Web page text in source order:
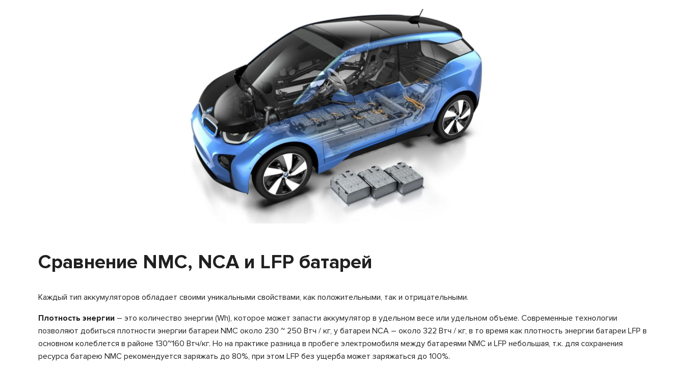
Сравнение NMC, NCA и LFP батарей
Каждый тип аккумуляторов обладает своими уникальными свойствами, как положительными, так и отрицательными.
Плотность энергии – это количество энергии (Wh), которое может запасти аккумулятор в удельном весе или удельном объеме. Современные технологии
позволяют добиться плотности энергии батареи NMC около 230 ~ 250 Втч / кг, у батареи NCA – около 322 Втч / кг, в то время как плотность энергии батареи LFP в
основном колеблется в районе 130~160 Втч/кг. Но на практике разница в пробеге электромобиля между батареями NMC и LFP небольшая, т.к. для сохранения
ресурса батарею NMC рекомендуется заряжать до 80%, при этом LFP без ущерба может заряжаться до 100%.